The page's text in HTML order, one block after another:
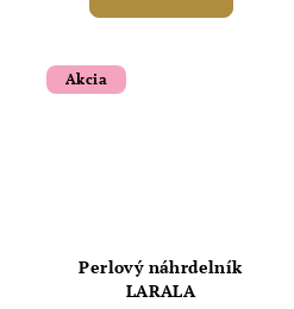
Akcia
Perlový náhrdelník
LARALA